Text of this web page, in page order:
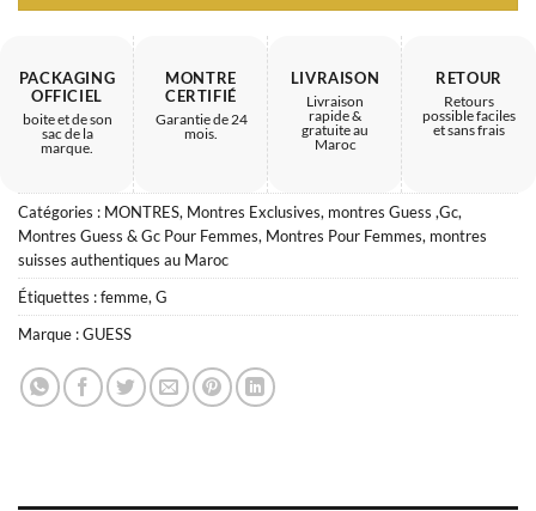
PACKAGING
OFFICIEL
boite et de son
sac de la
marque.
MONTRE
CERTIFIÉ
Garantie de 24
mois.
LIVRAISON
Livraison
rapide &
gratuite au
Maroc
RETOUR
Retours
possible faciles
et sans frais
Catégories : MONTRES, Montres Exclusives, montres Guess ,Gc,
Montres Guess & Gc Pour Femmes, Montres Pour Femmes, montres
suisses authentiques au Maroc
Étiquettes :femme, G
Marque :GUESS